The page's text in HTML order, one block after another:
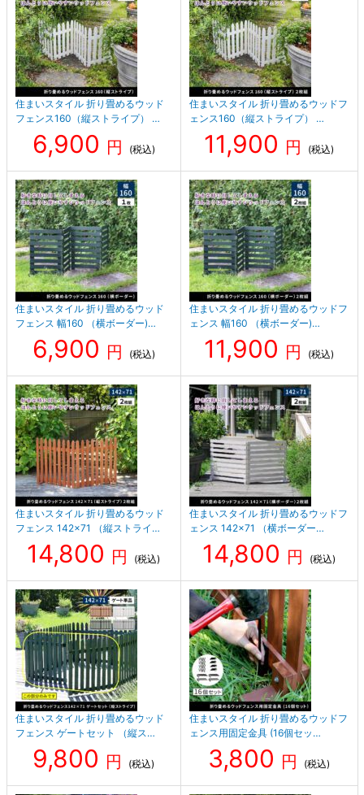
住まいスタイル 折り畳めるウッド
フェンス160（縦ストライプ） …
6,900 円 (税込)
住まいスタイル 折り畳めるウッドフ
ェンス160（縦ストライプ） …
11,900 円 (税込)
住まいスタイル 折り畳めるウッド
フェンス 幅160 （横ボーダー)…
6,900 円 (税込)
住まいスタイル 折り畳めるウッドフ
ェンス 幅160 （横ボーダー)…
11,900 円 (税込)
住まいスタイル 折り畳めるウッド
フェンス 142×71 （縦ストライ…
14,800 円 (税込)
住まいスタイル 折り畳めるウッドフ
ェンス 142×71 （横ボーダー…
14,800 円 (税込)
住まいスタイル 折り畳めるウッド
フェンス ゲートセット （縦ス…
9,800 円 (税込)
住まいスタイル 折り畳めるウッドフ
ェンス用固定金具 (16個セッ…
3,800 円 (税込)